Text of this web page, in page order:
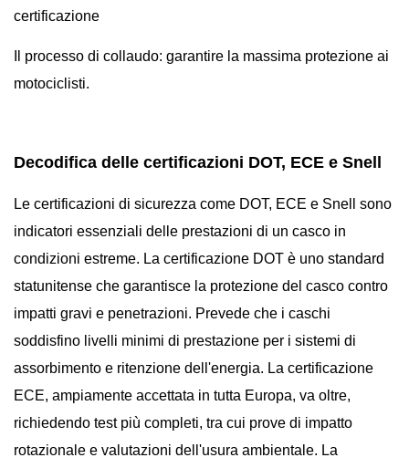
certificazione
Il processo di collaudo: garantire la massima protezione ai
motociclisti.
Decodifica delle certificazioni DOT, ECE e Snell
Le certificazioni di sicurezza come DOT, ECE e Snell sono
indicatori essenziali delle prestazioni di un casco in
condizioni estreme. La certificazione DOT è uno standard
statunitense che garantisce la protezione del casco contro
impatti gravi e penetrazioni. Prevede che i caschi
soddisfino livelli minimi di prestazione per i sistemi di
assorbimento e ritenzione dell'energia. La certificazione
ECE, ampiamente accettata in tutta Europa, va oltre,
richiedendo test più completi, tra cui prove di impatto
rotazionale e valutazioni dell'usura ambientale. La